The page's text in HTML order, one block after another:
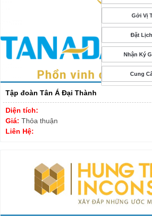
Tập đoàn Tân Á Đại Thành
Diện tích:
Giá: Thỏa thuận
Liên Hệ:
Gởi Vị
Đặt
Nhận Ký
Cung